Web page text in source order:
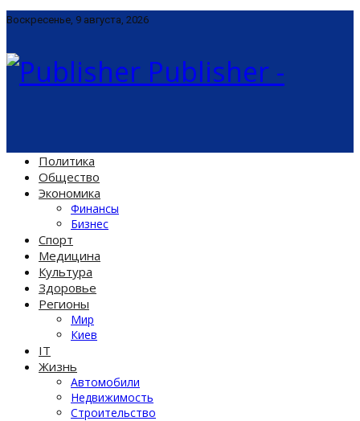
Воскресенье, 9 августа, 2026
Publisher -
Политика
Общество
Экономика
Финансы
Бизнес
Спорт
Медицина
Культура
Здоровье
Регионы
Мир
Киев
IT
Жизнь
Автомобили
Недвижимость
Строительство